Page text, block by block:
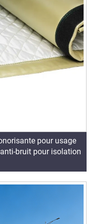
pour usage
bruit pour isolation